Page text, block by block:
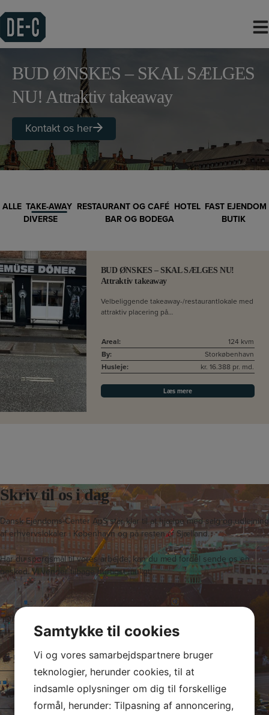
til
indholdet
BUD ØNSKES – SKAL SÆLGES
NU! Attraktiv takeaway
Kontakt os her
ALLE TAKE-AWAY RESTAURANT OG CAFÉ HOTEL FAST EJENDOM
DIVERSE
BAR OG BODEGA BUTIK
BUD ØNSKES – SKAL SÆLGES NU!
Attraktiv takeaway
Velbeliggende takeaway-/restaurantlokale med
attraktiv placering på…
Areal:
124 kvm
By:
Storkøbenhavn
Husleje:
kr. 16.388 pr. md.
Læs mere
Skriv til os i dag
Dansk Ejendoms-Center ApS står klar til at hjælpe med salg og udlejning
af erhvervslokaler i København og på resten af Sjælland.
Har du spørgsmål til vores arbejde, kan du med fordel sende os en
besked. Vi vender tilbage hurtigst muligt!
N
a
v
n
*
-
m
a
i
T
Samtykke til cookies
Vi og vores samarbejdspartnere bruger
teknologier, herunder cookies, til at
indsamle oplysninger om dig til forskellige
formål, herunder: Tilpasning af annoncering,